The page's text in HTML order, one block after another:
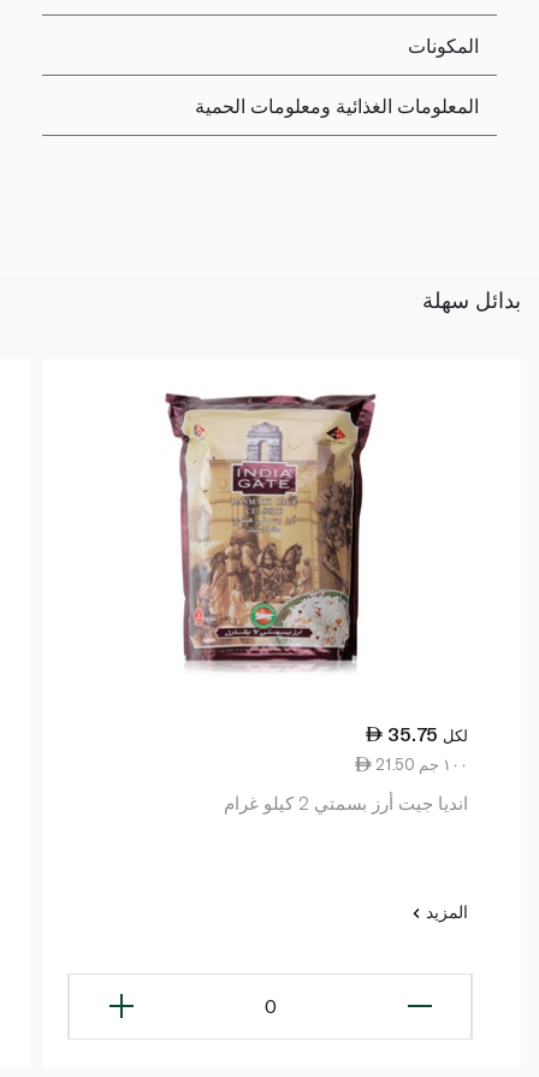
المكونات
المعلومات الغذائية ومعلومات الحمية
بدائل سهلة
35.75 لكل
21.50 ١٠٠ جم
انديا جيت أرز بسمتي 2 كيلو غرام
المزيد
0